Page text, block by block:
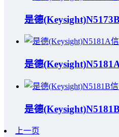
是德
是德
是德
上一页